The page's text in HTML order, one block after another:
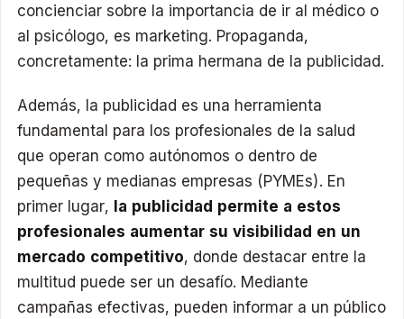
concienciar sobre la importancia de ir al médico o
al psicólogo, es marketing. Propaganda,
concretamente: la prima hermana de la publicidad.
Además, la publicidad es una herramienta
fundamental para los profesionales de la salud
que operan como autónomos o dentro de
pequeñas y medianas empresas (PYMEs). En
primer lugar, la publicidad permite a estos
profesionales aumentar su visibilidad en un
mercado competitivo, donde destacar entre la
multitud puede ser un desafío. Mediante
campañas efectivas, pueden informar a un público